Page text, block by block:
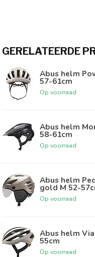
GERELATEERDE
Abus helm
57-61cm
Op voorraad
Abus helm
58-61cm
Op voorraad
Abus helm
gold M 52-
Op voorraad
Abus helm
55cm
Op voorraad